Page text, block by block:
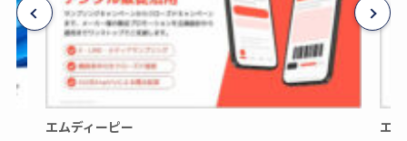
エムディーピー エ